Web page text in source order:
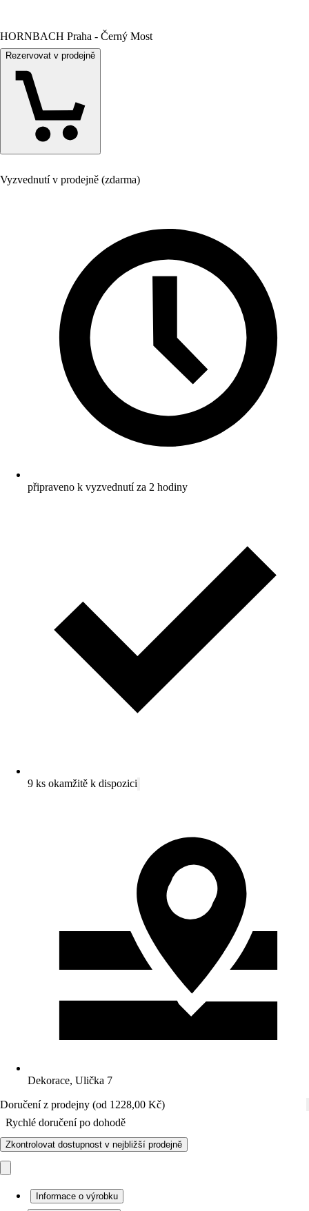
HORNBACH Praha - Černý Most
Rezervovat v prodejně
Vyzvednutí v prodejně (zdarma)
připraveno k vyzvednutí za 2 hodiny
9 ks okamžitě k dispozici
Dekorace, Ulička 7
Doručení z prodejny (od 1228,00 Kč)
Rychlé doručení po dohodě
Zkontrolovat dostupnost v nejbližší prodejně
Informace o výrobku